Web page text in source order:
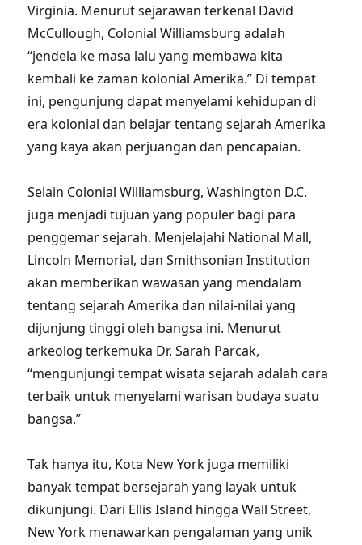
Virginia. Menurut sejarawan terkenal David
McCullough, Colonial Williamsburg adalah
“jendela ke masa lalu yang membawa kita
kembali ke zaman kolonial Amerika.” Di tempat
ini, pengunjung dapat menyelami kehidupan di
era kolonial dan belajar tentang sejarah Amerika
yang kaya akan perjuangan dan pencapaian.
Selain Colonial Williamsburg, Washington D.C.
juga menjadi tujuan yang populer bagi para
penggemar sejarah. Menjelajahi National Mall,
Lincoln Memorial, dan Smithsonian Institution
akan memberikan wawasan yang mendalam
tentang sejarah Amerika dan nilai-nilai yang
dijunjung tinggi oleh bangsa ini. Menurut
arkeolog terkemuka Dr. Sarah Parcak,
“mengunjungi tempat wisata sejarah adalah cara
terbaik untuk menyelami warisan budaya suatu
bangsa.”
Tak hanya itu, Kota New York juga memiliki
banyak tempat bersejarah yang layak untuk
dikunjungi. Dari Ellis Island hingga Wall Street,
New York menawarkan pengalaman yang unik